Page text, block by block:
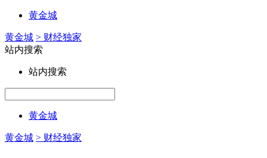
黄金城
黄金城 > 财经独家
站内搜索
站内搜索
黄金城
黄金城 > 财经独家